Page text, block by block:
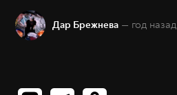
Дар Брежнева — год назад